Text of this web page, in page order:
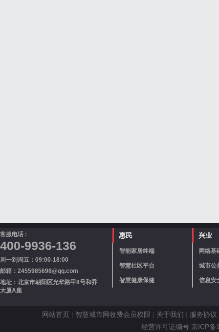
客服电话 :
400-9936-136
周一到周五：09:00-18:00
邮箱：2455985698@qq.com
地址：北京市朝阳区光华路甲8号和乔
大厦A座
惠民
智能家居终端
智慧社区平台
智慧健康保健
兴业
网络基
城市公
信息安
网站首页 | 智慧城市网收费会员权限 | 关于我们 | 服务协议
经营许可证编号 京ICP